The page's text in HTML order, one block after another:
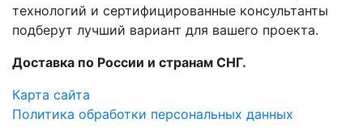
технологий и сертифицированные консультанты
подберут лучший вариант для вашего проекта.
Доставка по России и странам СНГ.
Карта сайта
Политика обработки персональных данных